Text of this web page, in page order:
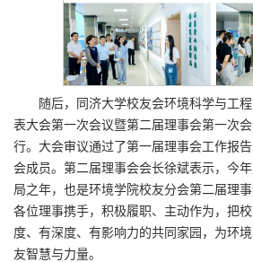
随后，同济大学校友会环境科学与工
表大会第一次会议暨第二届理事会第一次
行。大会审议通过了第一届理事会工作报
会成员。第二届理事会会长徐斌表示，今
局之年，也是环境学院校友分会第二届理
各位理事携手，积极履职、主动作为，把
度、有深度、有影响力的共同家园，为环
友智慧与力量。